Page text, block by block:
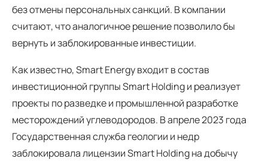
без отмены персональных санкций. В компании
считают, что аналогичное решение позволило бы
вернуть и заблокированные инвестиции.
Как известно, Smart Energy входит в состав
инвестиционной группы Smart Holding и реализует
проекты по разведке и промышленной разработке
месторождений углеводородов. В апреле 2023 года
Государственная служба геологии и недр
заблокировала лицензии Smart Holding на добычу